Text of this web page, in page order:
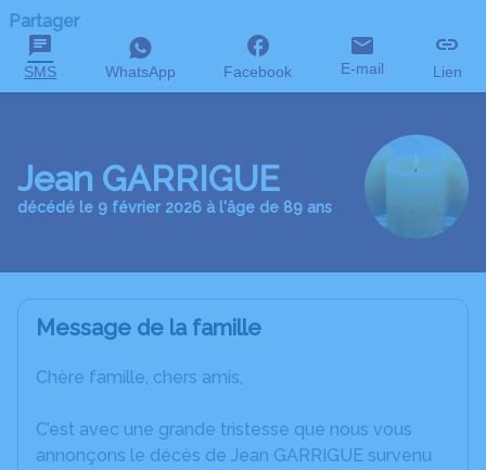
Partager
SMS WhatsApp Facebook E-mail Lien
Jean GARRIGUE
décédé le 9 février 2026 à l'âge de 89 ans
Message de la famille
Chère famille, chers amis,
C’est avec une grande tristesse que nous vous
annonçons le décès de Jean GARRIGUE survenu